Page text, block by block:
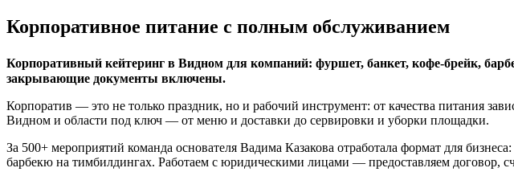
Корпоративное питание с полным обслуживанием
Корпоративный кейтеринг в Видном для компаний: фуршет, банкет, кофе-брейк,
закрывающие документы включены.
Корпоратив — это не только праздник, но и рабочий инструмент: от качества питания
Видном и области под ключ — от меню и доставки до сервировки и уборки площадки.
За 500+ мероприятий команда основателя Вадима Казакова отработала формат для
барбекю на тимбилдингах. Работаем с юридическими лицами — предоставляем договор,